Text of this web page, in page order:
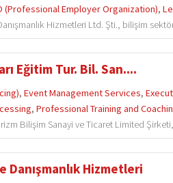
(Professional Employer Organization),
Hizmetleri Ltd. Şti., bilişim
Eğitim Tur. Bil. San....
,Event Management Services,
,Professional Training and
Bilişim Sanayi ve Ticaret Limited
Danışmanlık Hizmetleri